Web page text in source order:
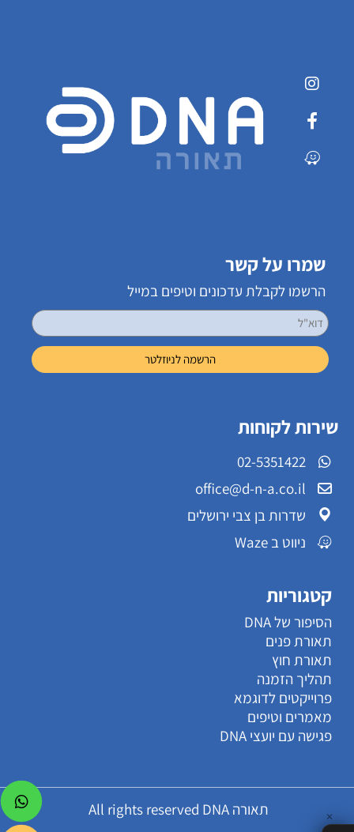
שמרו על קשר
הרשמו לקבלת עדכונים וטיפים במייל
שירות לקוחות
02-5351422
office@d-n-a.co.il
שדרות בן צבי ירושלים
ניווט ב Waze
קטגוריות
הסיפור של DNA
תאורת פנים
תאורת חוץ
תהליך הזמנה
פרוייקטים לדוגמא
מאמרים וטיפים
פגישה עם יועצי DNA
תאורה All rights reserved DNA ✕